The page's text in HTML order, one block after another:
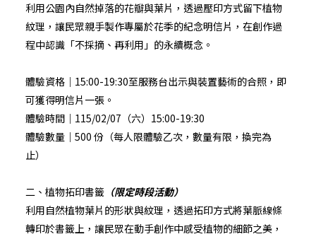
利用公園內自然掉落的花瓣與葉片，透過壓印方式留下植物
紋理，讓民眾親手製作專屬於花季的紀念明信片，在創作過
程中認識「不採摘、再利用」的永續概念。
體驗資格｜15:00-19:30至服務台出示與裝置藝術的合照，即
可獲得明信片一張。
體驗時間｜115/02/07（六）15:00-19:30
體驗數量｜500 份（每人限體驗乙次，數量有限，換完為
止）
二、植物拓印書籤（限定時段活動）
利用自然植物葉片的形狀與紋理，透過拓印方式將葉脈線條
轉印於書籤上，讓民眾在動手創作中感受植物的細節之美，